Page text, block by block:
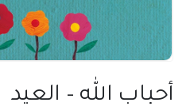
أحباب الله – العيد